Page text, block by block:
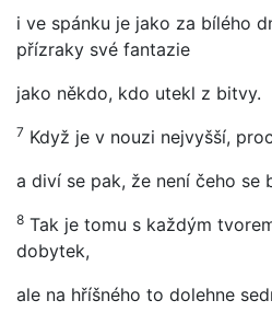
i ve spánku je jako za bílého
přízraky své fantazie
jako někdo, kdo utekl z bitvy.
7 Když je v nouzi nejvyšší,
a diví se pak, že není čeho se
8 Tak je tomu s každým
dobytek,
ale na hříšného to dolehne